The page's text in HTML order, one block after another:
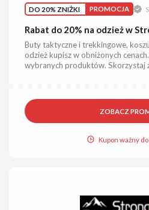
DO 20% ZNIŻKI PROMOCJA
Rabat do 20% na odzież w
Buty taktyczne i trekkingowe,
odzież kupisz w obniżonych
wybranych produktów. Skorzystaj
ZOBACZ
Kupon ważny